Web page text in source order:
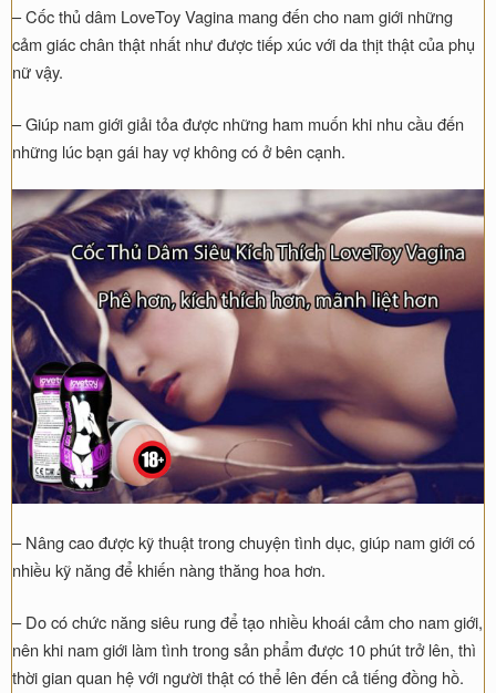
– Cốc thủ dâm LoveToy Vagina mang đến cho nam giới những
cảm giác chân thật nhất như được tiếp xúc với da thịt thật của phụ
nữ vậy.
– Giúp nam giới giải tỏa được những ham muốn khi nhu cầu đến
những lúc bạn gái hay vợ không có ở bên cạnh.
– Nâng cao được kỹ thuật trong chuyện tình dục, giúp nam giới có
nhiều kỹ năng để khiến nàng thăng hoa hơn.
– Do có chức năng siêu rung để tạo nhiều khoái cảm cho nam giới,
nên khi nam giới làm tình trong sản phẩm được 10 phút trở lên, thì
thời gian quan hệ với người thật có thể lên đến cả tiếng đồng hồ.